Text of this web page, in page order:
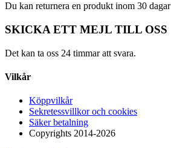
Du kan returnera en produkt inom 30 dagar
SKICKA ETT MEJL TILL OSS
Det kan ta oss 24 timmar att svara.
Vilkår
Köppvilkår
Sekretessvillkor och cookies
Säker betalning
Copyrights 2014-2026